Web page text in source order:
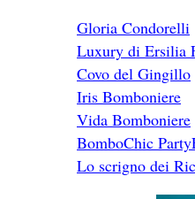
Gloria Condorelli
Luxury di Ersilia
Covo del Gingillo
Iris Bomboniere
Vida Bomboniere
BomboChic
Lo scrigno dei